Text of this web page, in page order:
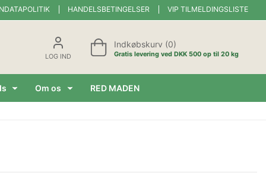
HANDELSBETINGELSER VIP TILMELDINGSLISTE
LOG IND
Indkøbskurv (0)
Gratis levering ved DKK 500 op til 20 kg
Om os RED MADEN